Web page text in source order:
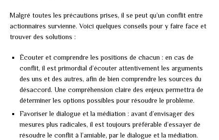
Malgré toutes les précautions prises, il se peut qu’un conflit entre
actionnaires survienne. Voici quelques conseils pour y faire face et
trouver des solutions :
Écouter et comprendre les positions de chacun : en cas de
conflit, il est primordial d’écouter attentivement les arguments
des uns et des autres, afin de bien comprendre les sources du
désaccord. Une compréhension claire des enjeux permettra de
déterminer les options possibles pour résoudre le problème.
Favoriser le dialogue et la médiation : avant d’envisager des
mesures plus radicales, il est toujours préférable d’essayer de
résoudre le conflit à l’amiable, par le dialogue et la médiation.